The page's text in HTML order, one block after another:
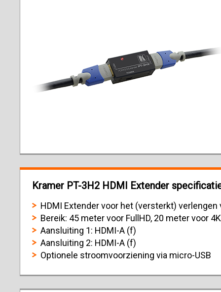
Kramer PT-3H2 HDMI Extender
HDMI Extender voor het (versterkt) verlengen
Bereik: 45 meter voor FullHD, 20 meter voor 4K
Aansluiting 1: HDMI-A (f)
Aansluiting 2: HDMI-A (f)
Optionele stroomvoorziening via micro-USB